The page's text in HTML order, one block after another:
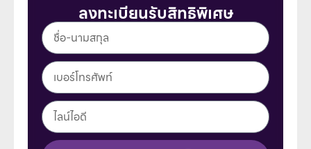
ลงทะเบียนรับสิทธิพิเศษ